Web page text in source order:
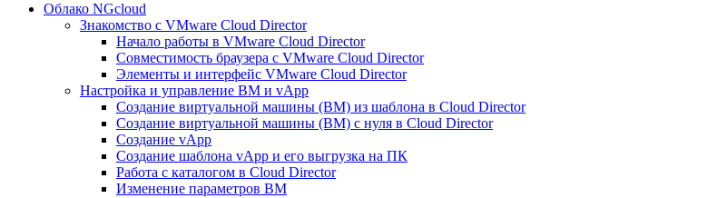
Облако NGcloud
Знакомство с VMware Cloud Director
Начало работы в VMware Cloud Director
Совместимость браузера с VMware Cloud Director
Элементы и интерфейс VMware Cloud Director
Настройка и управление ВМ и vApp
Создание виртуальной машины (ВМ) из шаблона в Cloud Director
Создание виртуальной машины (ВМ) с нуля в Cloud Director
Создание vApp
Создание шаблона vApp и его выгрузка на ПК
Работа с каталогом в Cloud Director
Изменение параметров ВМ